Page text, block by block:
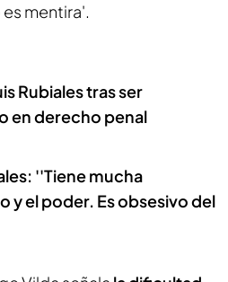
mentira'.
Rubiales tras ser
en derecho penal
''Tiene mucha
y el poder. Es obsesivo del